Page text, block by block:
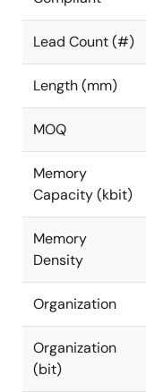
Lead Count (#)
Length (mm)
MOQ
Memory
Capacity (kbit)
Memory
Density
Organization
Organization
(bit)